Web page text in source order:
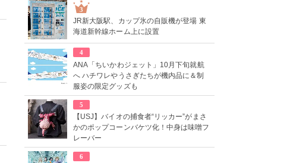
3
JR新大阪駅、カップ氷の自販機が登場 東
海道新幹線ホーム上に設置
4
ANA「ちいかわジェット」10月下旬就航
へ ハチワレやうさぎたちが機内品に＆制
服姿の限定グッズも
5
【USJ】バイオの捕食者“リッカー”がまさ
かのポップコーンバケツ化！中身は味噌フ
レーバー
6